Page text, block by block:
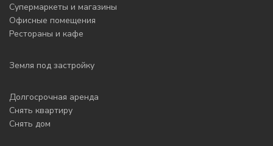
Супермаркеты и магазины
Офисные помещения
Рестораны и кафе
Земля под застройку
Долгосрочная аренда
Снять квартиру
Снять дом